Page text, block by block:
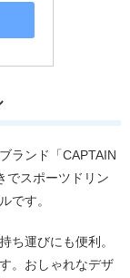
ランド「CAPTAIN
でスポーツドリン
です。
ち運びにも便利。
。おしゃれなデザ